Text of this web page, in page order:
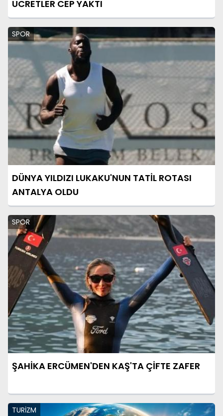
ÜCRETLER CEP YAKTI
SPOR
DÜNYA YILDIZI LUKAKU'NUN TATİL ROTASI
ANTALYA OLDU
SPOR
ŞAHİKA ERCÜMEN'DEN KAŞ'TA ÇİFTE ZAFER
TURİZM